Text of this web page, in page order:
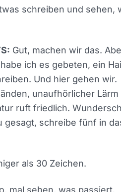
weniger als 30 Zeichen in
in Vancouver,
schreiben und sehen,
Gut, machen wir das.
habe ich es gebeten, ein
Und hier gehen wir.
unaufhörlicher Lärm
gesagt, schreibe fünf in